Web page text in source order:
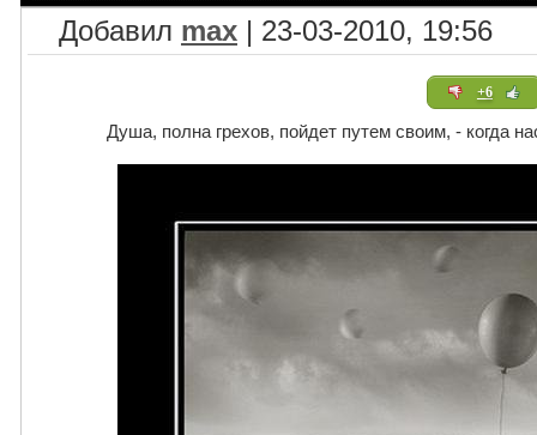
Добавил max | 23-03-2010, 19:56
+6
Душа, полна грехов, пойдет путем своим, - когда